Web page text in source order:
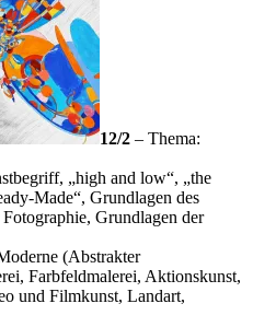
12/2 – Thema:
„high and low“, „the
Made“, Grundlagen des
Grundlagen der
(Abstrakter
Farbfeldmalerei, Aktionskunst,
und Filmkunst, Landart,